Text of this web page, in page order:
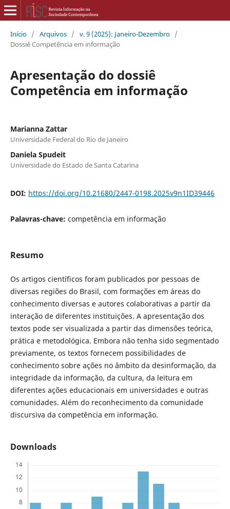
Início / Arquivos / v. 9 (2025): Janeiro-Dezembro /
Dossiê Competência em informação
Apresentação do dossiê
Competência em informação
Marianna Zattar
Universidade Federal do Rio de Janeiro
Daniela Spudeit
Universidade do Estado de Santa Catarina
DOI: https://doi.org/10.21680/2447-0198.2025v9n1ID39446
Palavras-chave: competência em informação
Resumo
Os artigos científicos foram publicados por pessoas de
diversas regiões do Brasil, com formações em áreas do
conhecimento diversas e autores colaborativas a partir da
interação de diferentes instituições. A apresentação dos
textos pode ser visualizada a partir das dimensões teórica,
prática e metodológica. Embora não tenha sido segmentado
previamente, os textos fornecem possibilidades de
conhecimento sobre ações no âmbito da desinformação, da
integridade da informação, da cultura, da leitura em
diferentes ações educacionais em universidades e outras
comunidades. Além do reconhecimento da comunidade
discursiva da competência em informação.
Downloads